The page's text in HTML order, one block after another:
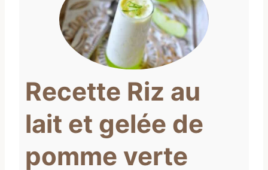
Recette Riz au
lait et gelée de
pomme verte